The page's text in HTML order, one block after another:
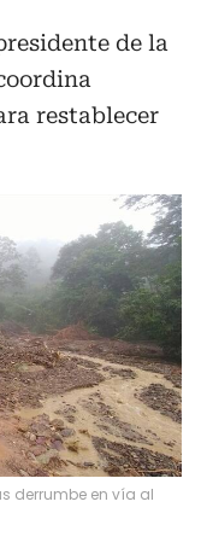
de la
restablecer
derrumbe en vía al